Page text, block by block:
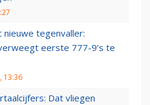
nieuwe tegenvaller:
eerste 777-9’s te
13:36
Dat vliegen